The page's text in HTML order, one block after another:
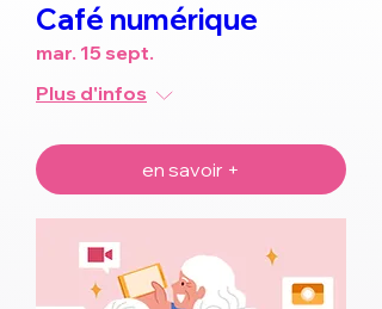
Café numérique
mar. 15 sept.
Plus d'infos
en savoir +